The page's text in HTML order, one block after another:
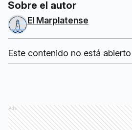
Sobre el autor
El Marplatense
Este contenido no está
Ads